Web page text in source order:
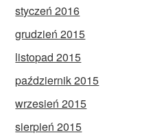
styczeń 2016
grudzień 2015
listopad 2015
październik 2015
wrzesień 2015
sierpień 2015